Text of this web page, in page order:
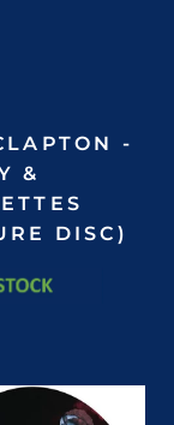
-
&
DISC)